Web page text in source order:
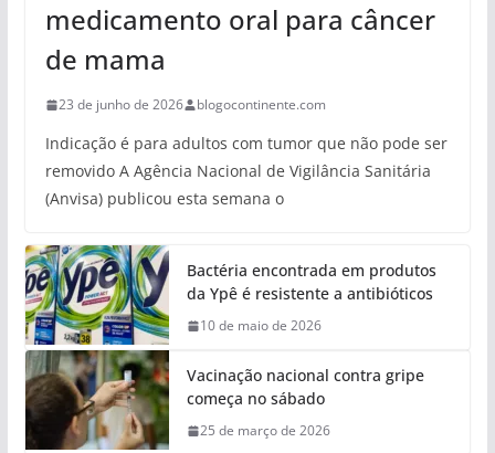
medicamento oral para câncer
de mama
23 de junho de 2026 blogocontinente.com
Indicação é para adultos com tumor que não pode ser
removido A Agência Nacional de Vigilância Sanitária
(Anvisa) publicou esta semana o
Bactéria encontrada em produtos
da Ypê é resistente a antibióticos
10 de maio de 2026
Vacinação nacional contra gripe
começa no sábado
25 de março de 2026